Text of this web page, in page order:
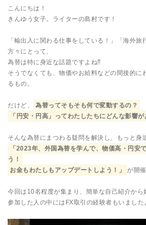
こんにちは！
きんゆう女子。ライターの島村です！
「輸出入に関わる仕事をしている！」「海外旅
方々にとって、
為替は特に身近な話題ですよね⁇
そうでなくても、物価やお給料などの間接的に
るもの。
だけど、
為替ってそもそも何で変動するの？
「円安・円高」ってわたしたちにどんな影響が
そんな為替にまつわる疑問を解決し、もっと身
「2023年、外国為替を学んで、物価高・円安
う！
お金もわたしもアップデートしよう！」
が開
今回は10名程度が集まり、簡単な自己紹介から
参加した人の中にはFX取引の経験者もいました